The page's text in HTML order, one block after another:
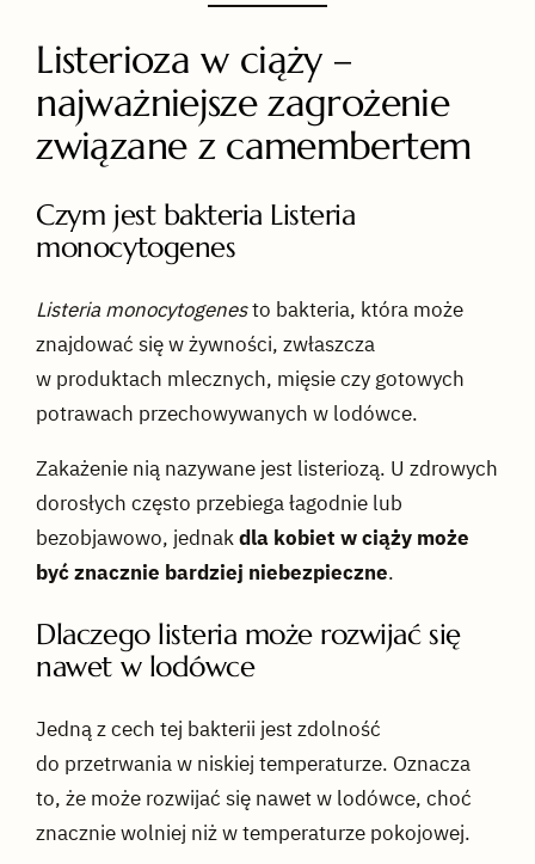
Listerioza w ciąży –
najważniejsze zagrożenie
związane z camembertem
Czym jest bakteria Listeria
monocytogenes
Listeria monocytogenesto bakteria, która może
znajdować się w żywności, zwłaszcza
w produktach mlecznych, mięsie czy gotowych
potrawach przechowywanych w lodówce.
Zakażenie nią nazywane jest listeriozą. U zdrowych
dorosłych często przebiega łagodnie lub
bezobjawowo, jednakdla kobiet w ciąży może
być znacznie bardziej niebezpieczne.
Dlaczego listeria może rozwijać się
nawet w lodówce
Jedną z cech tej bakterii jest zdolność
do przetrwania w niskiej temperaturze. Oznacza
to, że może rozwijać się nawet w lodówce, choć
znacznie wolniej niż w temperaturze pokojowej.